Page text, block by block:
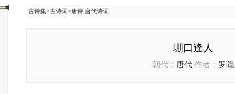
古诗集>古诗词>唐诗 唐代诗词
堋口逢人
朝代： 唐代 作者： 罗隐